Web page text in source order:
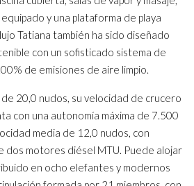
y una plataforma de playa
Tatiana también ha sido diseñado
con un sofisticado sistema de
de emisiones de aire limpio.
de 20,0 nudos, su velocidad de crucero
con una autonomía máxima de 7.500
media de 12,0 nudos, con
dos motores diésel MTU. Puede alojar
en ocho elefantes y modernos